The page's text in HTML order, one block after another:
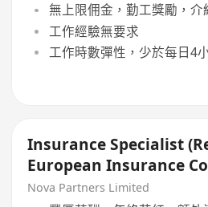
無上限佣金，勤工獎勵，介
工作經驗無要求
工作時數彈性，少於每日4
Insurance Specialist
European Insurance
Nova Partners Limited